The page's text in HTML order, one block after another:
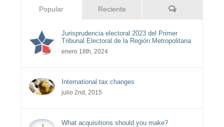
Popular Reciente Comentarios
Jurisprudencia electoral 2023 del Primer
Tribunal Electoral de la Región Metropolitana
enero 18th, 2024
International tax changes
julio 2nd, 2015
What acquisitions should you make?